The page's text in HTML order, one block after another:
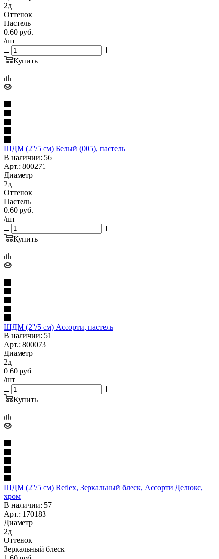
2д
Оттенок
Пастель
0.60 руб.
/шт
Купить
ШДМ (2''/5 см) Белый (005), пастель
В наличии: 56
Арт.: 800271
Диаметр
2д
Оттенок
Пастель
0.60 руб.
/шт
Купить
ШДМ (2''/5 см) Ассорти, пастель
В наличии: 51
Арт.: 800073
Диаметр
2д
0.60 руб.
/шт
Купить
ШДМ (2''/5 см) Reflex, Зеркальный блеск, Ассорти Делюкс,
хром
В наличии: 57
Арт.: 170183
Диаметр
2д
Оттенок
Зеркальный блеск